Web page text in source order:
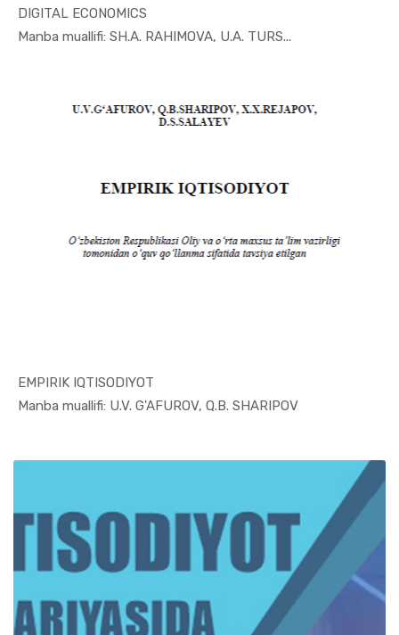
DIGITAL ECONOMICS
Manba muallifi: SH.A. RAHIMOVA, U.A. TURS...
In Iqtisod...
EMPIRIK IQTISODIYOT
Manba muallifi: U.V. G'AFUROV, Q.B. SHARIPOV
In Iqtisod...